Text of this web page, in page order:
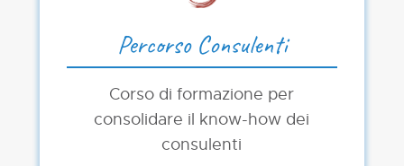
Percorso Consulenti
Corso di formazione per
consolidare il know-how dei
consulenti